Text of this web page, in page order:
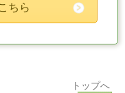
ちら
トップへ